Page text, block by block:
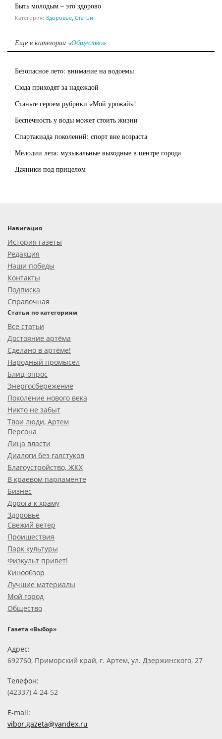
Быть молодым – это здорово
Категория: Здоровье Статьи
Еще в категории «Общество»
Безопасное лето: внимание на водоемы
Сюда приходят за надеждой
Станьте героем рубрики «Мой урожай»!
Беспечность у воды может стоить жизни
Спартакиада поколений: спорт вне возраста
Мелодии лета: музыкальные выходные в центре города
Дачники под прицелом
Навигация
История газеты
Редакция
Наши победы
Контакты
Подписка
Справочная
Статьи по категориям
Все статьи
Достояние артёма
Сделано в артёме!
Народный промысел
Блиц-опрос
Энергосбережение
Поколение нового века
Никто не забыт
Твои люди, Артем
Персона
Лица власти
Диалоги без галстуков
Благоустройство, ЖКХ
В краевом парламенте
Бизнес
Дорога к храму
Здоровье
Свежий ветер
Проишествия
Парк культуры
Физкульт привет!
Кинообзор
Лучшие материалы
Мой город
Общество
Газета «Выбор»
Адрес:
692760, Приморский край, г. Артем, ул. Дзержинского, 27
Телефон:
(42337) 4-24-52
E-mail:
vibor.gazeta@yandex.ru